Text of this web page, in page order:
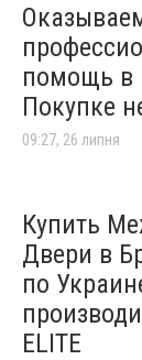
помощь в
Покупке
09:27, 26 липня
Купить
Двери в
по
ELITE